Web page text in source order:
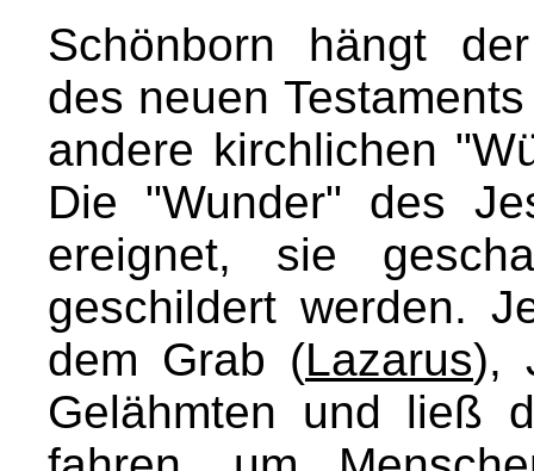
Schönborn hängt
des neuen
andere kirchlichen
Die "Wunder" des
ereignet, sie
geschildert werden.
dem Grab (Lazarus),
Gelähmten und ließ